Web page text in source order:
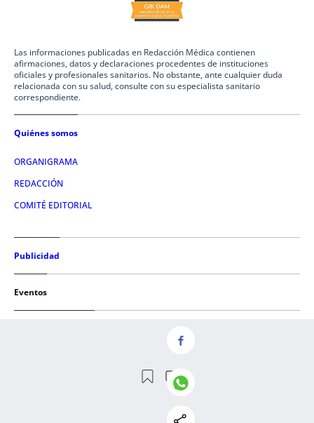
Las informaciones publicadas en Redacción Médica contienen
afirmaciones, datos y declaraciones procedentes de instituciones
oficiales y profesionales sanitarios. No obstante, ante cualquier duda
relacionada con su salud, consulte con su especialista sanitario
correspondiente.
Quiénes somos
ORGANIGRAMA
REDACCIÓN
COMITÉ EDITORIAL
Publicidad
Eventos